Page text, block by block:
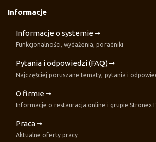
Informacje
Informacje o systemie
Funkcjonalności, wydażenia, poradniki
Pytania i odpowiedzi (FAQ)
Najczęściej poruszane tematy, pytania i
O firmie
Informacje o restauracja.online i grupie Stronex
Praca
Aktualne oferty pracy